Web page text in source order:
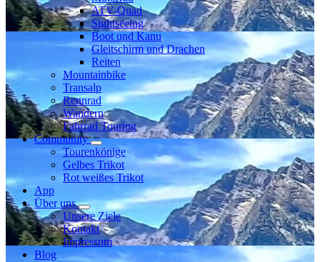
ATV-Quad
Sightseeing
Boot und Kanu
Gleitschirm und Drachen
Reiten
Mountainbike
Transalp
Rennrad
Wandern
Fahrrad Touring
Community
Tourenkönige
Gelbes Trikot
Rot weißes Trikot
App
Über uns
Unsere Ziele
Kontakt
Impressum
Blog